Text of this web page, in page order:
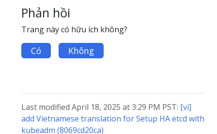
Phản hồi
Trang này có hữu ích không?
Có Không
Last modified April 18, 2025 at 3:29 PM PST: [vi]
add Vietnamese translation for Setup HA etcd with
kubeadm (8069cd20ca)